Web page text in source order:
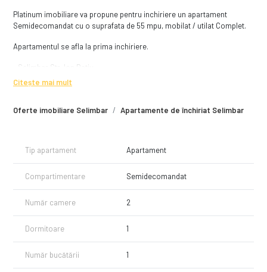
Oferte imobiliare Selimbar Apartamente de închiriat Selimbar
Platinum imobiliare va propune pentru inchiriere un apartament
Semidecomandat cu o suprafata de 55 mpu, mobilat / utilat Complet.
Apartamentul se afla la prima inchiriere.
- Selimbar Str. Ion Ratiu,
- Bucatarie separata,
- Balcon generos,
Citește mai mult
Tip apartament Apartament
Compartimentare Semidecomandat
Număr camere 2
Dormitoare 1
Număr bucătării 1